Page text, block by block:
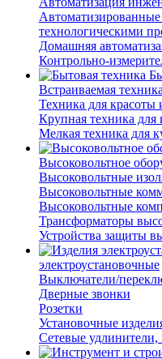
технологическими
Домашняя
Контрольно-
Встраиваемая техника
Техника для красоты
Крупная техника для
Мелкая техника для
Высоковольтное
Высоковольтные
Высоковольтные
Высоковольтные
Трансформаторы
Устройства защиты
электроустановочные
Выключатели/
Дверные звонки
Розетки
Установочные
Сетевые